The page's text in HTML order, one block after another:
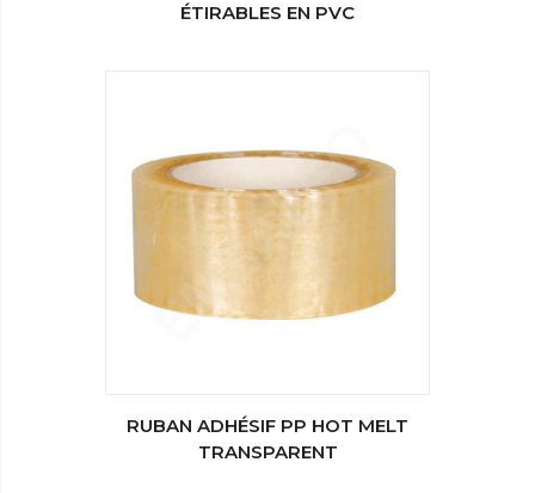
ÉTIRABLES EN PVC
RUBAN ADHÉSIF PP HOT MELT
TRANSPARENT